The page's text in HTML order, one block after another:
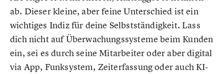
ab. Dieser kleine, aber feine Unterschied ist ein
wichtiges Indiz für deine Selbstständigkeit. Lass
dich nicht auf Überwachungssysteme beim Kunden
ein, sei es durch seine Mitarbeiter oder aber digital
via App, Funksystem, Zeiterfassung oder auch KI-